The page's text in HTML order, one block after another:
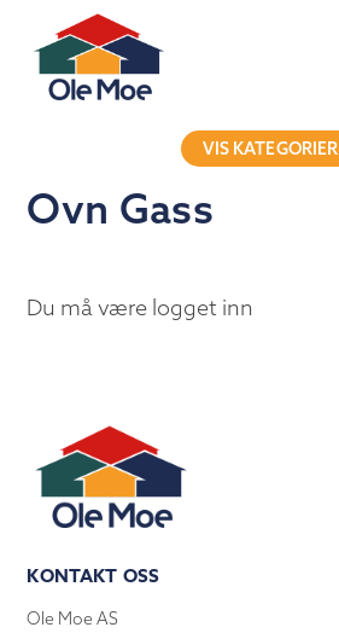
VIS KATEGORIER
Ovn Gass
Du må være logget inn
KONTAKT OSS
Ole Moe AS